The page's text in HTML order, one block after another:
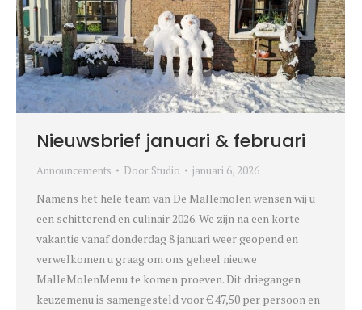
Nieuwsbrief januari & februari
Announcements Door Studio januari 6, 2026
Namens het hele team van De Mallemolen wensen wij u
een schitterend en culinair 2026. We zijn na een korte
vakantie vanaf donderdag 8 januari weer geopend en
verwelkomen u graag om ons geheel nieuwe
MalleMolenMenu te komen proeven. Dit driegangen
keuzemenu is samengesteld voor € 47,50 per persoon en